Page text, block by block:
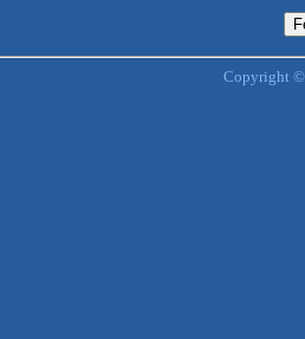
Copyright ©